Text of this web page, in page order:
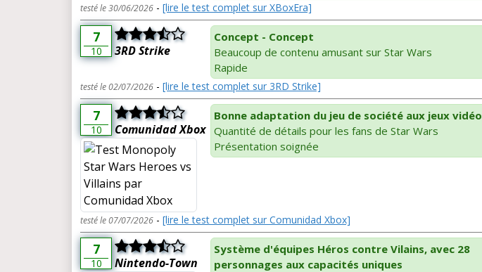
testé le 30/06/2026 - [lire le test complet sur XBoxEra]
7
10 3RD Strike
Concept - Concept
Beaucoup de contenu amusant sur Star Wars
Rapide
testé le 02/07/2026 - [lire le test complet sur 3RD Strike]
7
10 Comunidad Xbox
Bonne adaptation du jeu de société aux jeux vidéo
Quantité de détails pour les fans de Star Wars
Présentation soignée
testé le 07/07/2026 - [lire le test complet sur Comunidad Xbox]
7
10 Nintendo-Town
Système d'équipes Héros contre Vilains, avec 28
personnages aux capacités uniques